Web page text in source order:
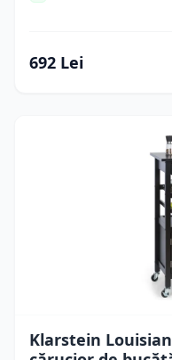
692 Lei
Klarstein